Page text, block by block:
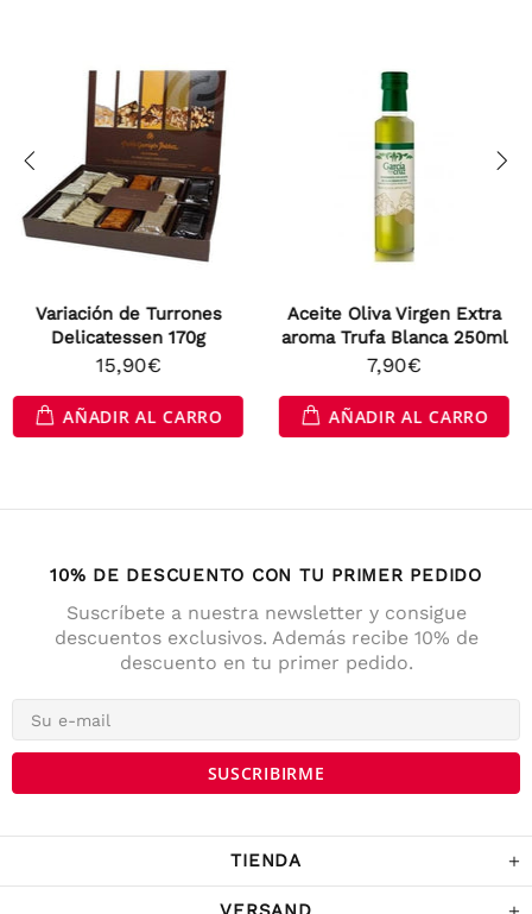
Aceite Oliva Virgen Extra
aroma Trufa Blanca 250ml
7,90€
AÑADIR AL CARRO
Aceite de Oliva Virgen
con aroma de Chile 250ml
7,90€
AÑADIR AL CARRO
TIENDA
10% DE DESCUENTO CON TU PRIMER PEDIDO
Suscríbete a nuestra newsletter y consigue
descuentos exclusivos. Además recibe 10% de
descuento en tu primer pedido.
Reseñas
Anonym
Cliente verificado
Die Lieferung war prompt und schnell. Der
War Tage darauf auch im Geschäft und
habe noch ein paar Sachen gekaufrt.
Twitter